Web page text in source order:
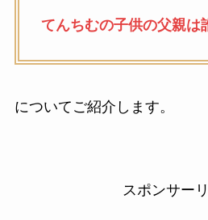
てんちむの子供の父親は
についてご紹介します。
スポンサー